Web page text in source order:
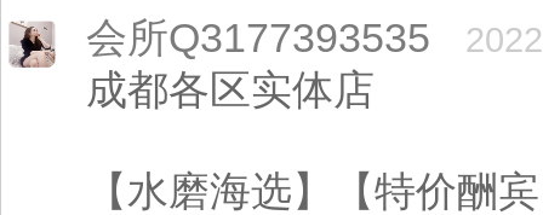
会所Q3177393535
成都各区实体店
【水磨海选】【特价酬